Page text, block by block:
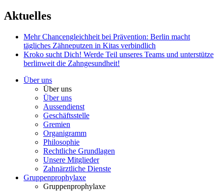
Aktuelles
Mehr Chancengleichheit bei Prävention: Berlin macht
tägliches Zähneputzen in Kitas verbindlich
Kroko sucht Dich! Werde Teil unseres Teams und unterstütze
berlinweit die Zahngesundheit!
Über uns
Über uns
Über uns
Aussendienst
Geschäftsstelle
Gremien
Organigramm
Philosophie
Rechtliche Grundlagen
Unsere Mitglieder
Zahnärztliche Dienste
Gruppenprophylaxe
Gruppenprophylaxe